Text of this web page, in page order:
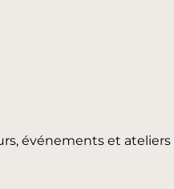
événements et ateliers